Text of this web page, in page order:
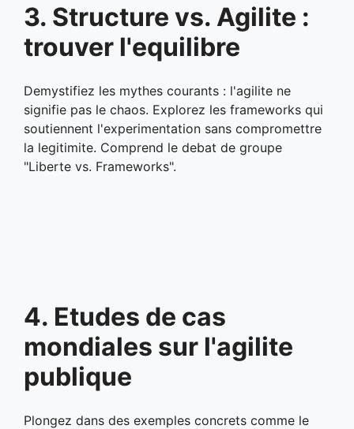
3. Structure vs. Agilite :
trouver l'equilibre
Demystifiez les mythes courants : l'agilite ne
signifie pas le chaos. Explorez les frameworks qui
soutiennent l'experimentation sans compromettre
la legitimite. Comprend le debat de groupe
"Liberte vs. Frameworks".
4. Etudes de cas
mondiales sur l'agilite
publique
Plongez dans des exemples concrets comme le